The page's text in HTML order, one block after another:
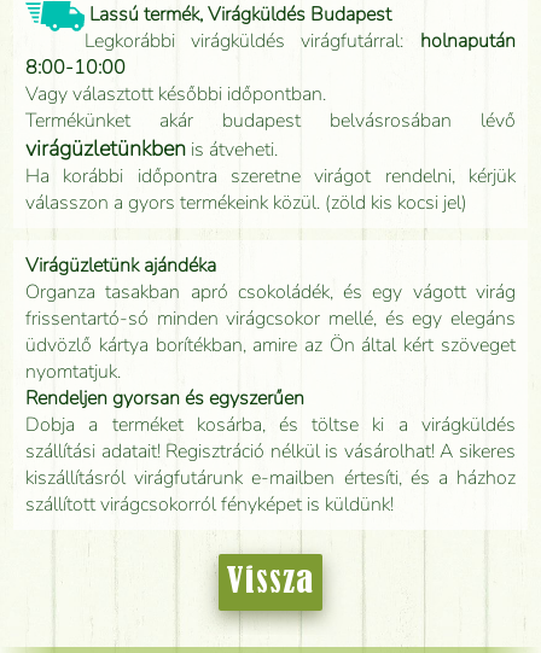
Lassú termék, Virágküldés Budapest
Legkorábbi virágküldés virágfutárral: holnapután
8:00-10:00
Vagy választott későbbi időpontban.
Termékünket akár budapest belvásrosában lévő
virágüzletünkben is átveheti.
Ha korábbi időpontra szeretne virágot rendelni, kérjük
válasszon a gyors termékeink közül. (zöld kis kocsi jel)
Virágüzletünk ajándéka
Organza tasakban apró csokoládék, és egy vágott virág
frissentartó-só minden virágcsokor mellé, és egy elegáns
üdvözlő kártya borítékban, amire az Ön által kért szöveget
nyomtatjuk.
Rendeljen gyorsan és egyszerűen
Dobja a terméket kosárba, és töltse ki a virágküldés
szállítási adatait! Regisztráció nélkül is vásárolhat! A sikeres
kiszállításról virágfutárunk e-mailben értesíti, és a házhoz
szállított virágcsokorról fényképet is küldünk!
Vissza